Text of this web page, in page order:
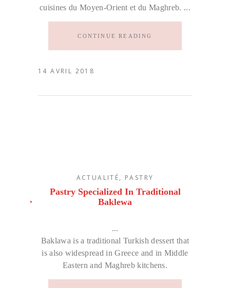
cuisines du Moyen-Orient et du Maghreb.
CONTINUE READING
14 AVRIL 2018
ACTUALITÉ, PASTRY
Pastry Specialized In Traditional
Baklewa
Baklawa is a traditional Turkish dessert that
is also widespread in Greece and in Middle
Eastern and Maghreb kitchens.